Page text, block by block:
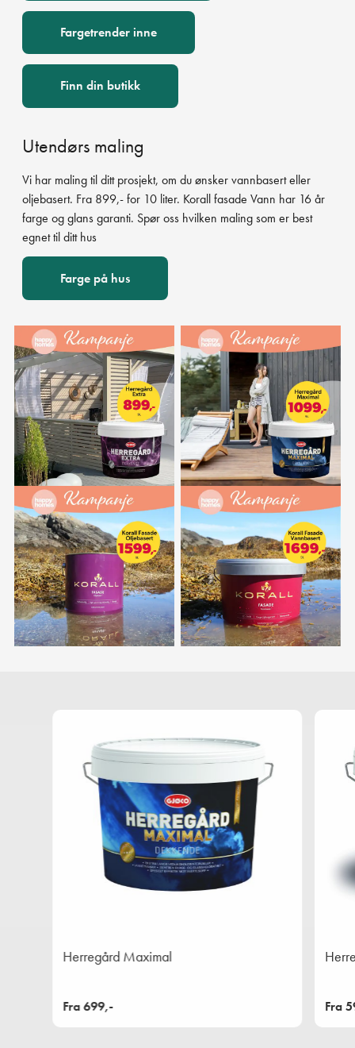
Fargetrender inne
Finn din butikk
Utendørs maling
Vi har maling til ditt prosjekt, om du ønsker vannbasert eller
oljebasert. Fra 899,- for 10 liter. Korall fasade Vann har 16 år
farge og glans garanti. Spør oss hvilken maling som er best
egnet til ditt hus
Farge på hus
Herregård Maximal
Fra 699,- Fra